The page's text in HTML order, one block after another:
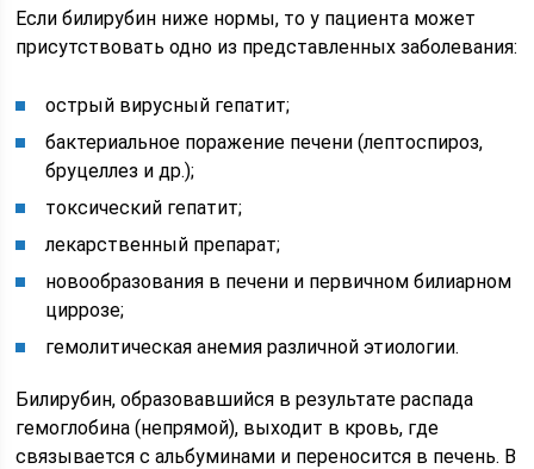
Если билирубин ниже нормы, то у пациента может
присутствовать одно из представленных заболевания:
острый вирусный гепатит;
бактериальное поражение печени (лептоспироз,
бруцеллез и др.);
токсический гепатит;
лекарственный препарат;
новообразования в печени и первичном билиарном
циррозе;
гемолитическая анемия различной этиологии.
Билирубин, образовавшийся в результате распада
гемоглобина (непрямой), выходит в кровь, где
связывается с альбуминами и переносится в печень. В